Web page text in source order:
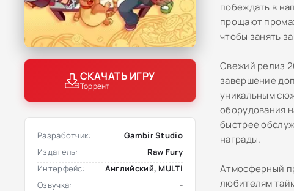
СКАЧАТЬ ИГРУ
Торрент
Разработчик:
Gambir Studio
Издатель:
Raw Fury
Интерфейс:
Английский, MULTi
Озвучка:
-
побеждать в
прощают
чтобы занять
Свежий релиз
завершение
уникальным
оборудования
быстрее
награды.
Атмосферный
любителям